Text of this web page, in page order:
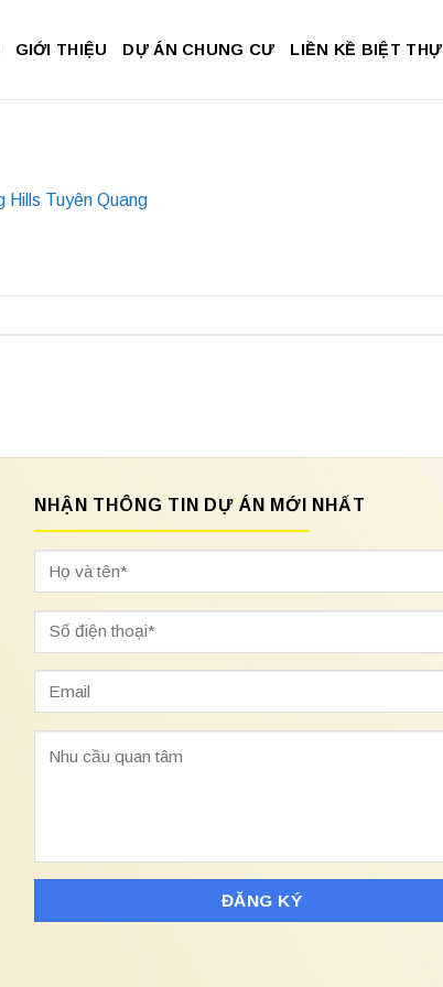
GIỚI THIỆU DỰ ÁN CHUNG CƯ LIỀN KỀ BIỆT THỰ
Hills Tuyên Quang
NHẬN THÔNG TIN DỰ ÁN MỚI NHẤT